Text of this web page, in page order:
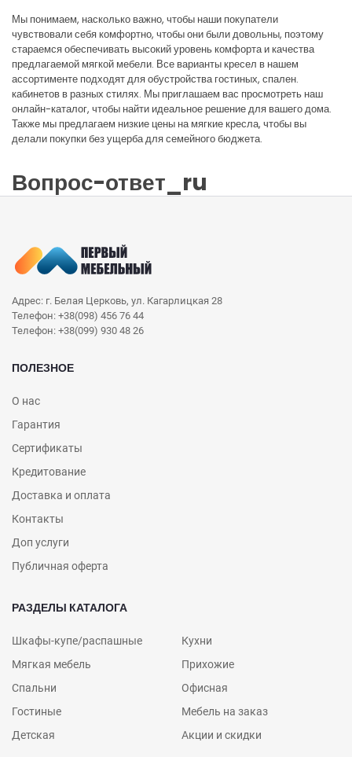
Мы понимаем, насколько важно, чтобы наши покупатели
чувствовали себя комфортно, чтобы они были довольны, поэтому
стараемся обеспечивать высокий уровень комфорта и качества
предлагаемой мягкой мебели. Все варианты кресел в нашем
ассортименте подходят для обустройства гостиных, спален.
кабинетов в разных стилях. Мы приглашаем вас просмотреть наш
онлайн-каталог, чтобы найти идеальное решение для вашего дома.
Также мы предлагаем низкие цены на мягкие кресла, чтобы вы
делали покупки без ущерба для семейного бюджета.
Вопрос-ответ_ru
Адрес: г. Белая Церковь, ул. Кагарлицкая 28
Телефон: +38(098) 456 76 44
Телефон: +38(099) 930 48 26
ПОЛЕЗНОЕ
О нас
Гарантия
Сертификаты
Кредитование
Доставка и оплата
Контакты
Доп услуги
Публичная оферта
РАЗДЕЛЫ КАТАЛОГА
Шкафы-купе/распашные
Мягкая мебель
Спальни
Гостиные
Детская
Кухни
Прихожие
Офисная
Мебель на заказ
Акции и скидки